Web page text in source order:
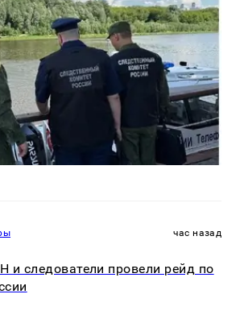
час назад
следователи провели рейд по